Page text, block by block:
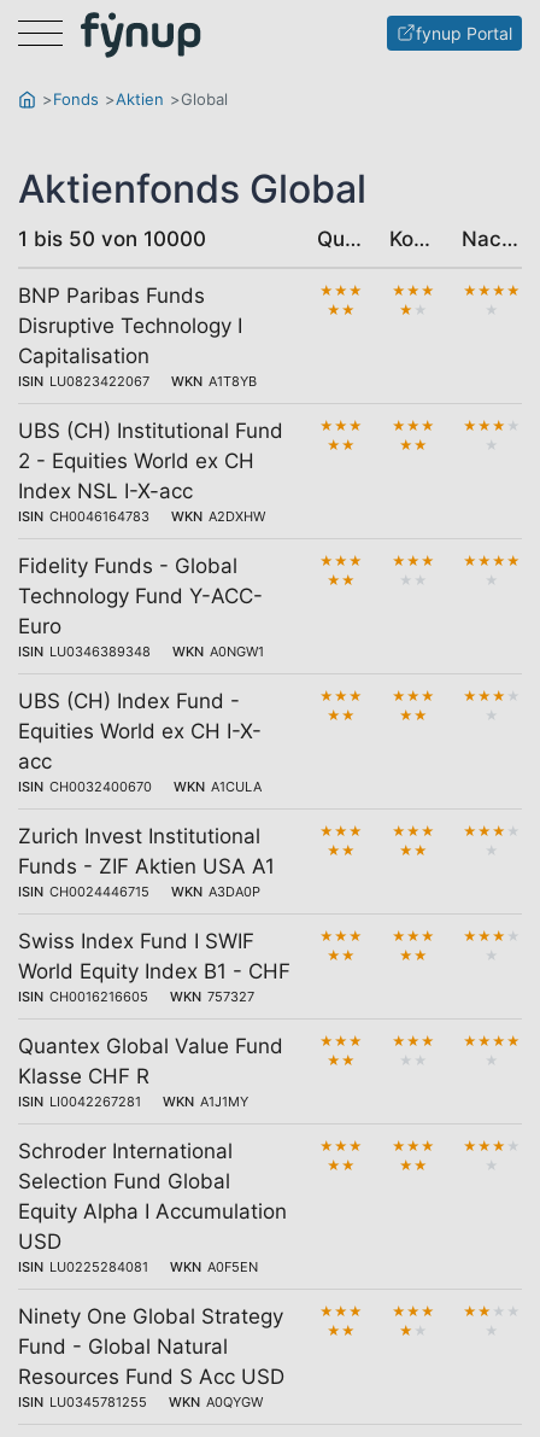
Menu fynup Portal
Fonds Aktien Global
Aktienfonds Global
1 bis 50 von 10000 Qualität Kosten Nachhaltigkeit
BNP Paribas Funds
Disruptive Technology I
Capitalisation
ISIN LU0823422067 WKN A1T8YB
★ ★ ★
★ ★
★ ★ ★
★ ★
★ ★ ★ ★
★
UBS (CH) Institutional Fund
2 - Equities World ex CH
Index NSL I-X-acc
ISIN CH0046164783 WKN A2DXHW
★ ★ ★
★ ★
★ ★ ★
★ ★
★ ★ ★ ★
★
Fidelity Funds - Global
Technology Fund Y-ACC-
Euro
ISIN LU0346389348 WKN A0NGW1
★ ★ ★
★ ★
★ ★ ★
★ ★
★ ★ ★ ★
★
UBS (CH) Index Fund -
Equities World ex CH I-X-
acc
ISIN CH0032400670 WKN A1CULA
★ ★ ★
★ ★
★ ★ ★
★ ★
★ ★ ★ ★
★
Zurich Invest Institutional
Funds - ZIF Aktien USA A1
ISIN CH0024446715 WKN A3DA0P
★ ★ ★
★ ★
★ ★ ★
★ ★
★ ★ ★ ★
★
Swiss Index Fund I SWIF
World Equity Index B1 - CHF
ISIN CH0016216605 WKN 757327
★ ★ ★
★ ★
★ ★ ★
★ ★
★ ★ ★ ★
★
Quantex Global Value Fund
Klasse CHF R
ISIN LI0042267281 WKN A1J1MY
★ ★ ★
★ ★
★ ★ ★
★ ★
★ ★ ★ ★
★
Schroder International
Selection Fund Global
Equity Alpha I Accumulation
USD
ISIN LU0225284081 WKN A0F5EN
★ ★ ★
★ ★
★ ★ ★
★ ★
★ ★ ★ ★
★
Ninety One Global Strategy
Fund - Global Natural
Resources Fund S Acc USD
ISIN LU0345781255 WKN A0QYGW
★ ★ ★
★ ★
★ ★ ★
★ ★
★ ★ ★ ★
★